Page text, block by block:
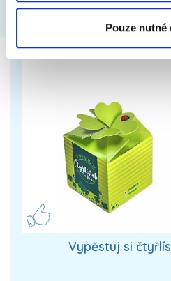
Pouze nutné
Vypěstuj si